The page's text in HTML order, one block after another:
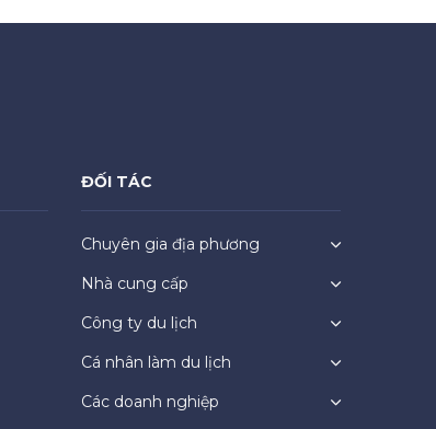
ĐỐI TÁC
Chuyên gia địa phương
Nhà cung cấp
Công ty du lịch
Cá nhân làm du lịch
Các doanh nghiệp